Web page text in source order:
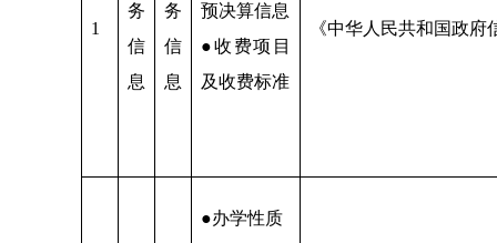
1
务
信
息
务
信
息
预决算信息
●收费项目
及收费标准
《中华人民共和国政府
●办学性质